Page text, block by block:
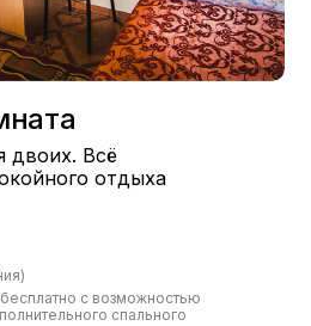
с возможностью
спального
двоих. Всё
отдыха